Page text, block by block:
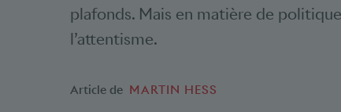
plafonds. Mais en matière de
l’attentisme.
Article de MARTIN HESS